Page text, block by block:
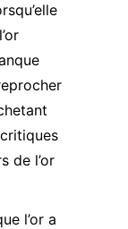
de l’or
l’or a